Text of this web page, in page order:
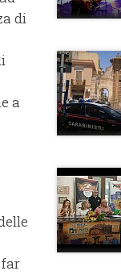
di
a